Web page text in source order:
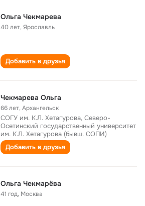
Ольга Чекмарева
40 лет,Ярославль
Добавить в друзья
Чекмарева Ольга
66 лет,Архангельск
СОГУ им. К.Л. Хетагурова, Северо-
Осетинский государственный университет
им. К.Л. Хетагурова (бывш. СОПИ)
Добавить в друзья
Ольга Чекмарёва
41 год, Москва